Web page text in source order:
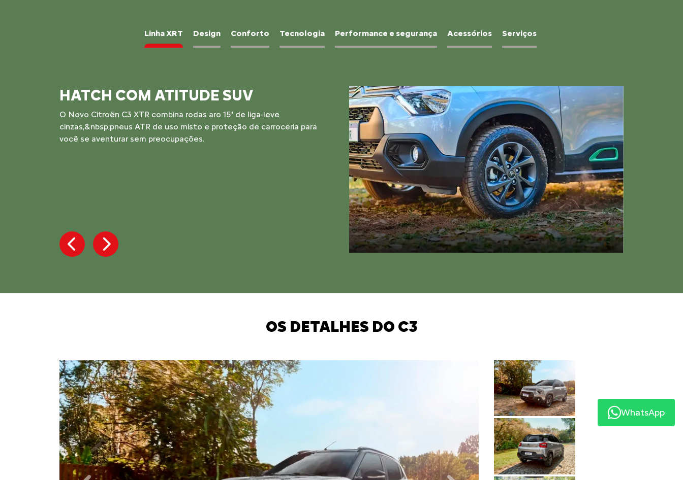
Linha XRT Design Conforto Tecnologia Performance e segurança Acessórios Serviços
INTERIOR EXCLUSIVO
Acabamento escurecido, bancos com detalhes na costura e painel com
identidade visual própria: tudo no Novo C3 XTR foi pensado para quem
não abre mão de personalidade em cada detalhe.
OS DETALHES DO C3
WhatsApp